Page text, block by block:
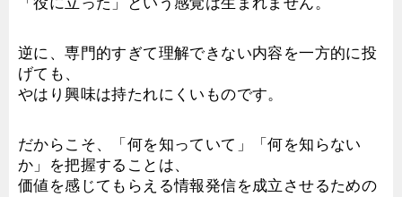
逆に、専門的すぎて理解できない内容を一方的に投
げても、
やはり興味は持たれにくいものです。
だからこそ、「何を知っていて」「何を知らない
か」を把握することは、
価値を感じてもらえる情報発信を成立させるための